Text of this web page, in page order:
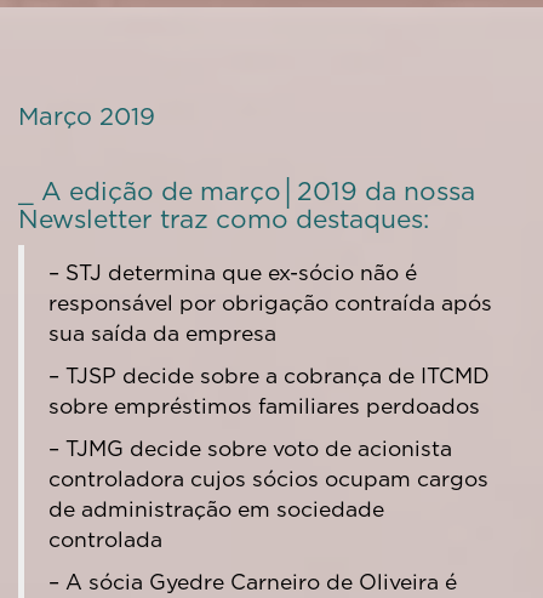
Março 2019
_ A edição de março│2019 da nossa
Newsletter traz como destaques:
– STJ determina que ex-sócio não é
responsável por obrigação contraída após
sua saída da empresa
– TJSP decide sobre a cobrança de ITCMD
sobre empréstimos familiares perdoados
– TJMG decide sobre voto de acionista
controladora cujos sócios ocupam cargos
de administração em sociedade
controlada
– A sócia Gyedre Carneiro de Oliveira é